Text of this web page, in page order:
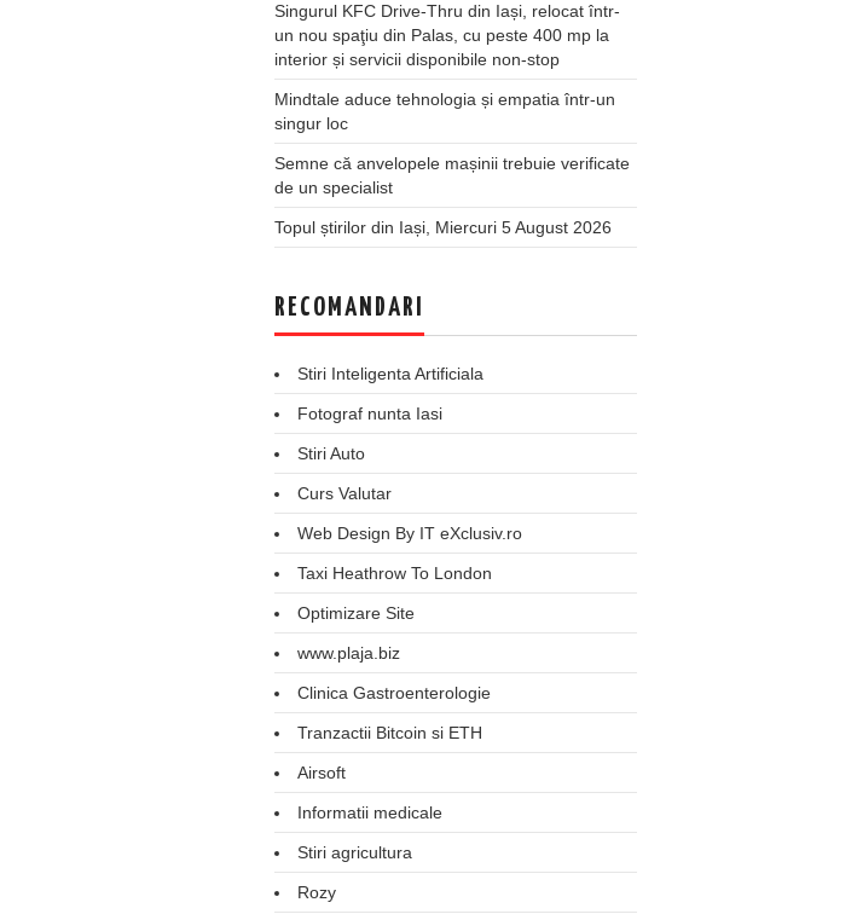
Singurul KFC Drive-Thru din Iași, relocat într-
un nou spaţiu din Palas, cu peste 400 mp la
interior și servicii disponibile non-stop
Mindtale aduce tehnologia și empatia într-un
singur loc
Semne că anvelopele mașinii trebuie verificate
de un specialist
Topul știrilor din Iași, Miercuri 5 August 2026
RECOMANDARI
Stiri Inteligenta Artificiala
Fotograf nunta Iasi
Stiri Auto
Curs Valutar
Web Design By IT eXclusiv.ro
Taxi Heathrow To London
Optimizare Site
www.plaja.biz
Clinica Gastroenterologie
Tranzactii Bitcoin si ETH
Airsoft
Informatii medicale
Stiri agricultura
Rozy